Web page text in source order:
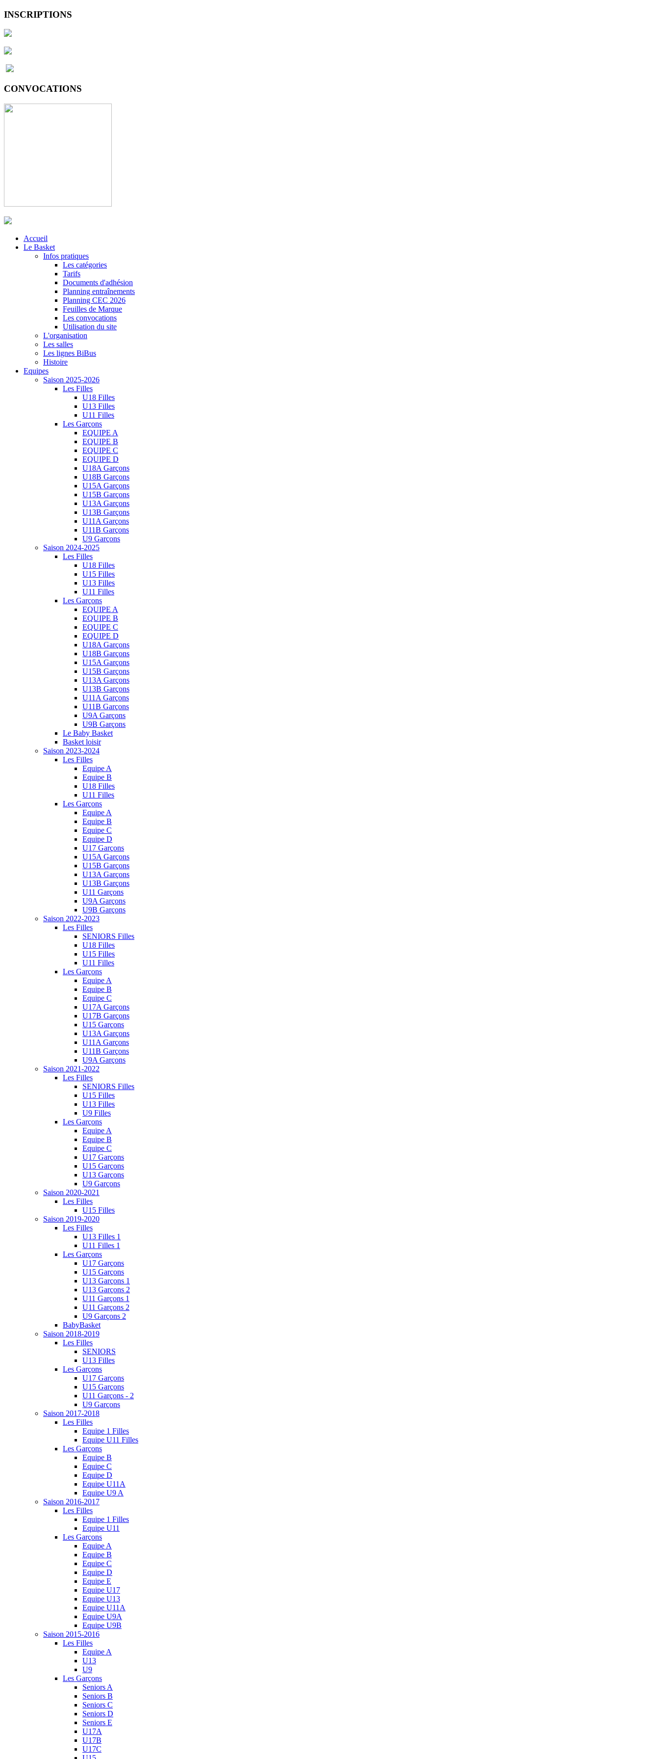
INSCRIPTIONS
CONVOCATIONS
Accueil
Le Basket
Infos pratiques
Les catégories
Tarifs
Documents d'adhésion
Planning entraînements
Planning CEC 2026
Feuilles de Marque
Les convocations
Utilisation du site
L'organisation
Les salles
Les lignes BiBus
Histoire
Equipes
Saison 2025-2026
Les Filles
U18 Filles
U13 Filles
U11 Filles
Les Garçons
EQUIPE A
EQUIPE B
EQUIPE C
EQUIPE D
U18A Garçons
U18B Garçons
U15A Garçons
U15B Garçons
U13A Garçons
U13B Garçons
U11A Garçons
U11B Garçons
U9 Garçons
Saison 2024-2025
Les Filles
U18 Filles
U15 Filles
U13 Filles
U11 Filles
Les Garçons
EQUIPE A
EQUIPE B
EQUIPE C
EQUIPE D
U18A Garçons
U18B Garçons
U15A Garçons
U15B Garçons
U13A Garçons
U13B Garçons
U11A Garçons
U11B Garçons
U9A Garçons
U9B Garçons
Le Baby Basket
Basket loisir
Saison 2023-2024
Les Filles
Equipe A
Equipe B
U18 Filles
U11 Filles
Les Garçons
Equipe A
Equipe B
Equipe C
Equipe D
U17 Garçons
U15A Garçons
U15B Garçons
U13A Garçons
U13B Garçons
U11 Garçons
U9A Garçons
U9B Garçons
Saison 2022-2023
Les Filles
SENIORS Filles
U18 Filles
U15 Filles
U11 Filles
Les Garçons
Equipe A
Equipe B
Equipe C
U17A Garçons
U17B Garçons
U15 Garçons
U13A Garçons
U11A Garçons
U11B Garçons
U9A Garçons
Saison 2021-2022
Les Filles
SENIORS Filles
U15 Filles
U13 Filles
U9 Filles
Les Garçons
Equipe A
Equipe B
Equipe C
U17 Garçons
U15 Garçons
U13 Garçons
U9 Garçons
Saison 2020-2021
Les Filles
U15 Filles
Saison 2019-2020
Les Filles
U13 Filles 1
U11 Filles 1
Les Garçons
U17 Garçons
U15 Garçons
U13 Garçons 1
U13 Garçons 2
U11 Garçons 1
U11 Garçons 2
U9 Garçons 2
BabyBasket
Saison 2018-2019
Les Filles
SENIORS
U13 Filles
Les Garçons
U17 Garçons
U15 Garçons
U11 Garçons - 2
U9 Garçons
Saison 2017-2018
Les Filles
Equipe 1 Filles
Equipe U11 Filles
Les Garçons
Equipe B
Equipe C
Equipe D
Equipe U11A
Equipe U9 A
Saison 2016-2017
Les Filles
Equipe 1 Filles
Equipe U11
Les Garçons
Equipe A
Equipe B
Equipe C
Equipe D
Equipe E
Equipe U17
Equipe U13
Equipe U11A
Equipe U9A
Equipe U9B
Saison 2015-2016
Les Filles
Equipe A
U13
U9
Les Garçons
Seniors A
Seniors B
Seniors C
Seniors D
Seniors E
U17A
U17B
U17C